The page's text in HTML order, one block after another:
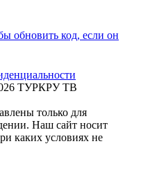
ТУРКРУ ТВ
только для
Наш сайт носит
каких условиях не